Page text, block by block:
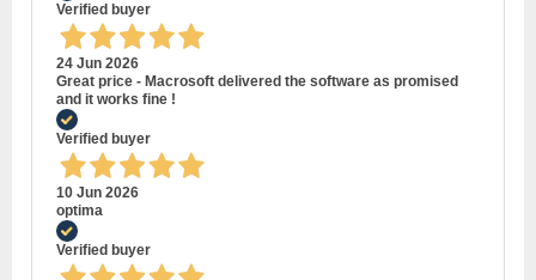
Verified buyer
24 Jun 2026
Great price - Macrosoft delivered the software as promised
and it works fine !
Verified buyer
10 Jun 2026
optima
Verified buyer